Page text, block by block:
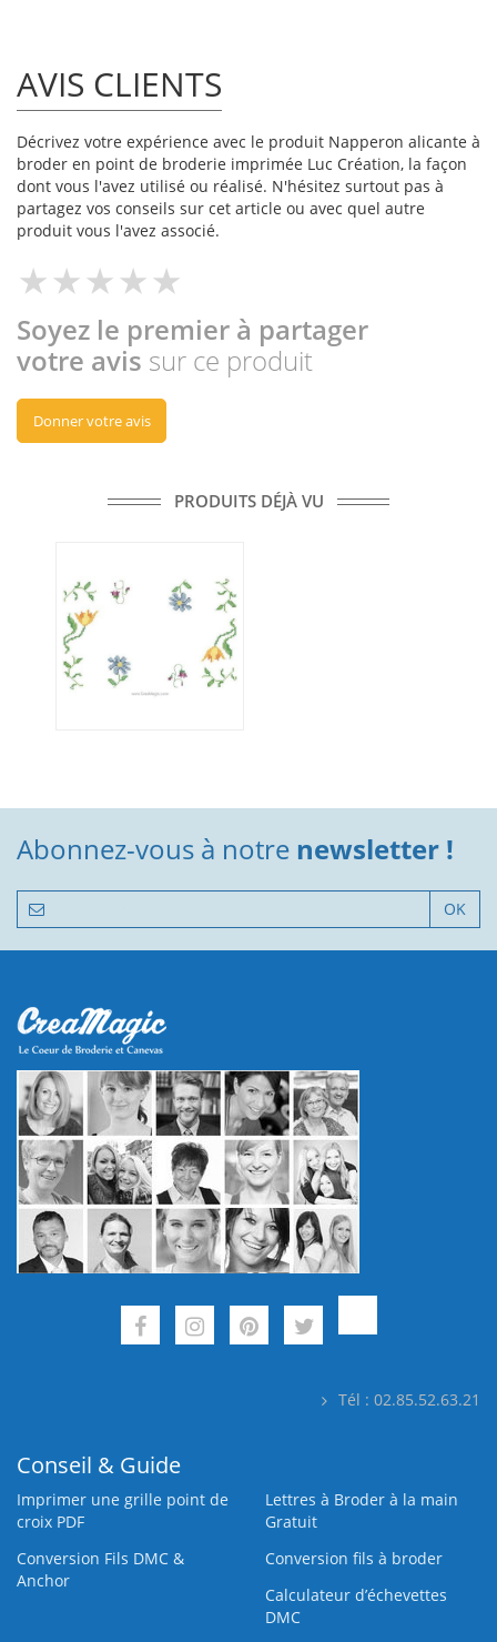
AVIS CLIENTS
Décrivez votre expérience avec le produit Napperon alicante à
broder en point de broderie imprimée Luc Création, la façon
dont vous l'avez utilisé ou réalisé. N'hésitez surtout pas à
partagez vos conseils sur cet article ou avec quel autre
produit vous l'avez associé.
Soyez le premier à partager
votre avis sur ce produit
Donner votre avis
PRODUITS DÉJÀ VU
Abonnez-vous à notre newsletter !
OK
Tél : 02.85.52.63.21
Conseil & Guide
Imprimer une grille point de
croix PDF
Lettres à Broder à la main
Gratuit
Conversion Fils DMC &
Anchor
Conversion fils à broder
Calculateur d’échevettes
DMC